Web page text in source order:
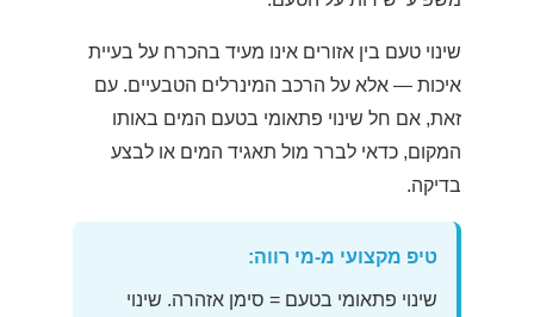
שינוי טעם בין אזורים אינו מעיד בהכרח על בעיית
איכות — אלא על הרכב המינרלים הטבעיים. עם
זאת, אם חל שינוי פתאומי בטעם המים באותו
המקום, כדאי לברר מול תאגיד המים או לבצע
בדיקה.
טיפ מקצועי מ-מי רווה:
שינוי פתאומי בטעם = סימן אזהרה. שינוי